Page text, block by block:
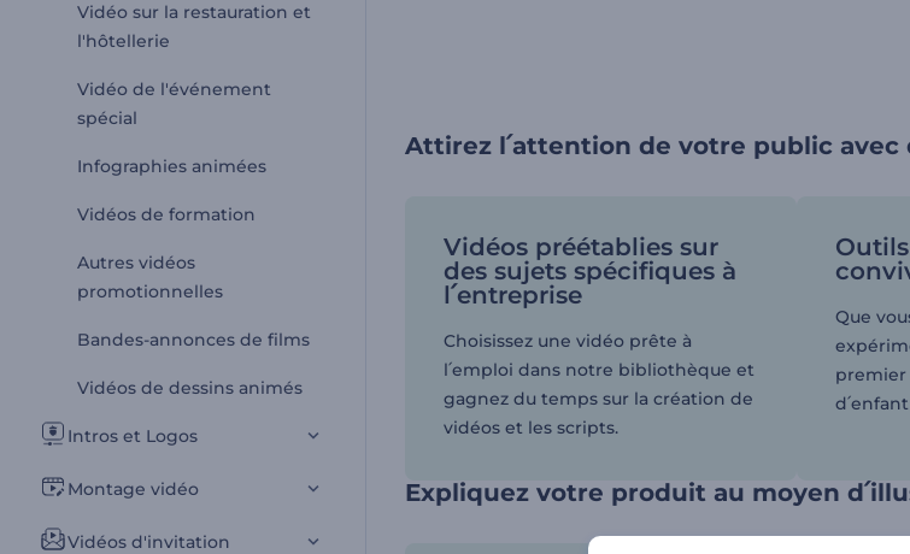
Vidéo sur la restauration et
l'hôtellerie
Vidéo de l'événement
spécial
Infographies animées
Vidéos de formation
Autres vidéos
promotionnelles
Bandes-annonces de films
Vidéos de dessins animés
Intros et Logos
Montage vidéo
Vidéos d'invitation
Attirez l՛attention de votre public
Vidéos préétablies sur
des sujets spécifiques à
l՛entreprise
Choisissez une vidéo prête à
l՛emploi dans notre bibliothèque et
gagnez du temps sur la création de
vidéos et les scripts.
Que
premier
Expliquez votre produit au moyen